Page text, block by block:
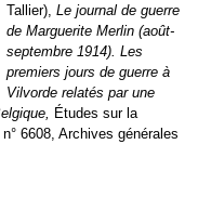
Tallier), Le journal de guerre
de Marguerite Merlin (août-
septembre 1914). Les
premiers jours de guerre à
Vilvorde relatés par une
Études sur la
6608, Archives générales